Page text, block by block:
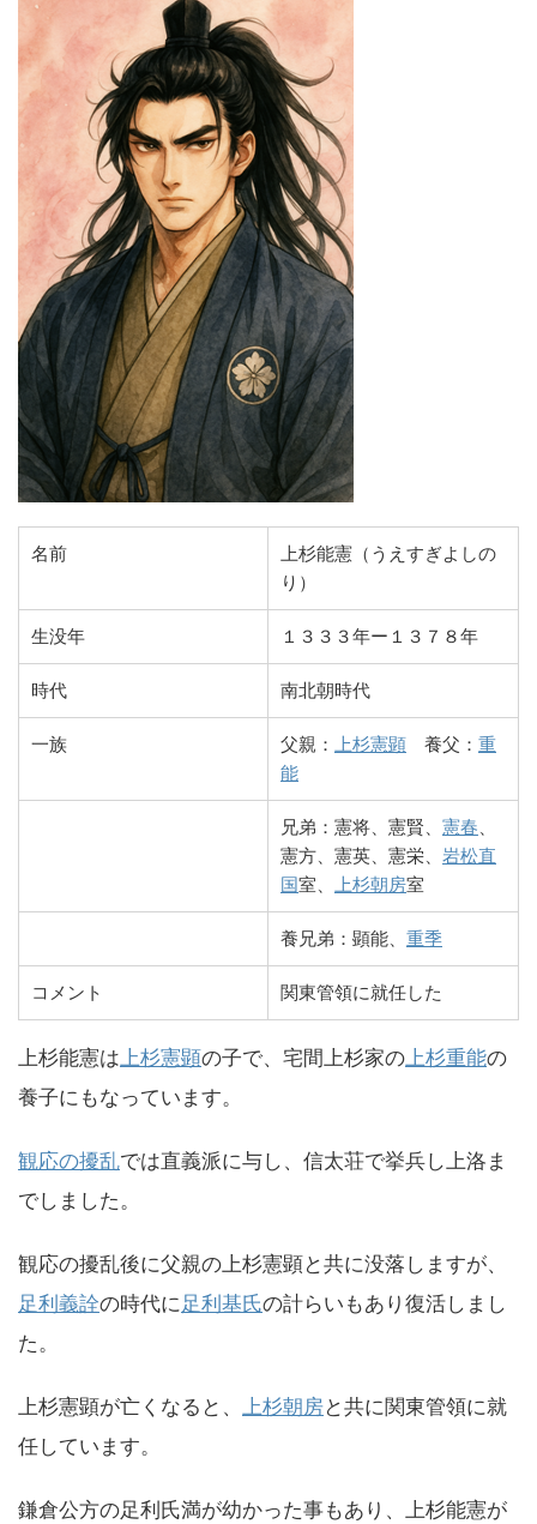
名前
上杉能憲（うえすぎよしの
り）
生没年 １３３３年ー１３７８年
時代 南北朝時代
一族 父親： 上杉憲顕 養父： 重
能
兄弟：憲将、憲賢、 憲春、
憲方、憲英、憲栄、 岩松直
国室、 上杉朝房室
養兄弟：顕能、 重季
コメント 関東管領に就任した
上杉能憲は上杉憲顕の子で、宅間上杉家の上杉重能の
養子にもなっています。
観応の擾乱では直義派に与し、信太荘で挙兵し上洛ま
でしました。
観応の擾乱後に父親の上杉憲顕と共に没落しますが、
足利義詮の時代に足利基氏の計らいもあり復活しまし
た。
上杉憲顕が亡くなると、 上杉朝房と共に関東管領に就
任しています。
鎌倉公方の足利氏満が幼かった事もあり、上杉能憲が